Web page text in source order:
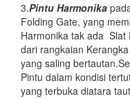
3.Pintu Harmonika
Folding Gate, yang
Harmonika tak ada
dari rangkaian
yang saling
Pintu dalam kondisi
yang terbuka diatara